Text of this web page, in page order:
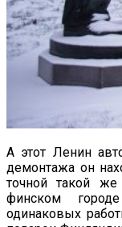
А этот Ленин
демонтажа он
точной такой
финском
одинаковых